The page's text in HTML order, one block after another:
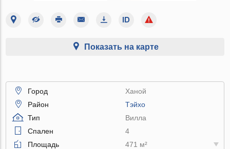
Показать на карте
Город
Ханой
Район
Тэйхо
Тип
Вилла
Спален
4
Площадь
471 м²